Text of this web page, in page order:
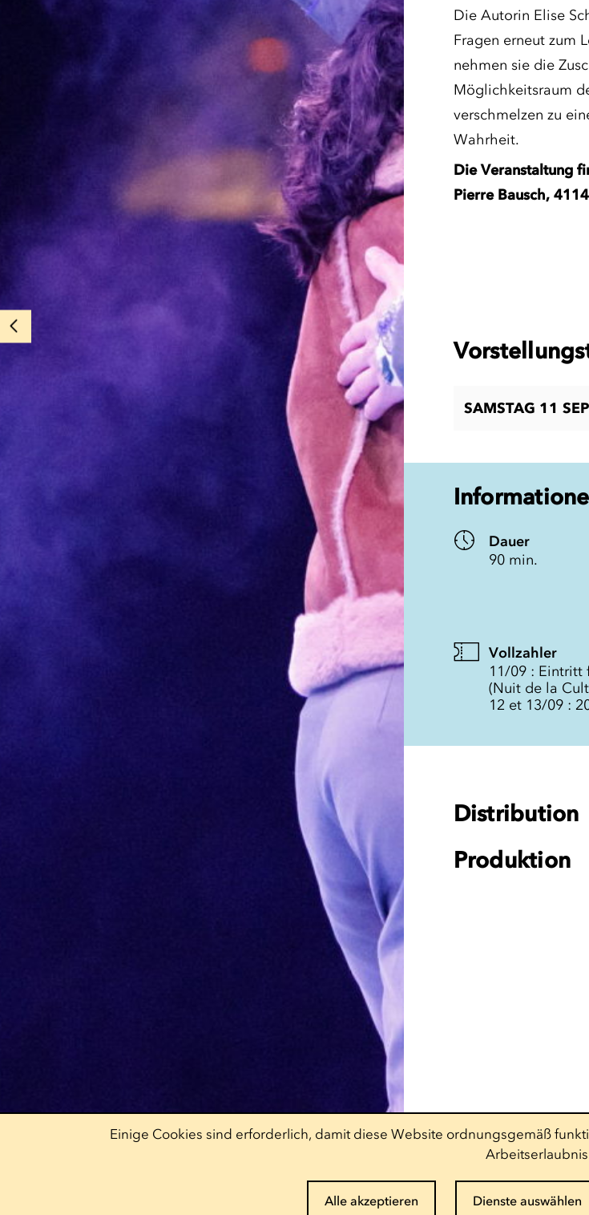
Die Autorin Elise
Fragen erneut zum
nehmen sie die
Möglichkeitsraum
verschmelzen zu
Wahrheit.
Die Veranstaltung
Pierre Bausch,
SAMSTAG 11
Dauer
90 min.
Vollzahler
11/09 : Eintritt
(Nuit de la
12 et 13/09 :
Distribution
Produktion
Einige Cookies sind erforderlich, damit diese Website ordnungsgemäß
Alle akzeptieren Dienste auswählen